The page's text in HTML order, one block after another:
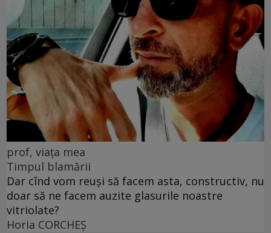
prof, viața mea
Timpul blamării
Dar cînd vom reuși să facem asta, constructiv, nu
doar să ne facem auzite glasurile noastre
vitriolate?
Horia CORCHEŞ